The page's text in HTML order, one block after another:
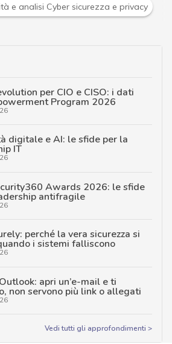
e Malware: le ultime news in tempo
per CIO e CISO: i dati
Program 2026
digitale e AI: le sfide per la
IT
Awards 2026: le sfide
antifragile
perché la vera sicurezza si
i sistemi falliscono
apri un’e-mail e ti
non servono più link o allegati
Vedi tutti gli approfondimenti >